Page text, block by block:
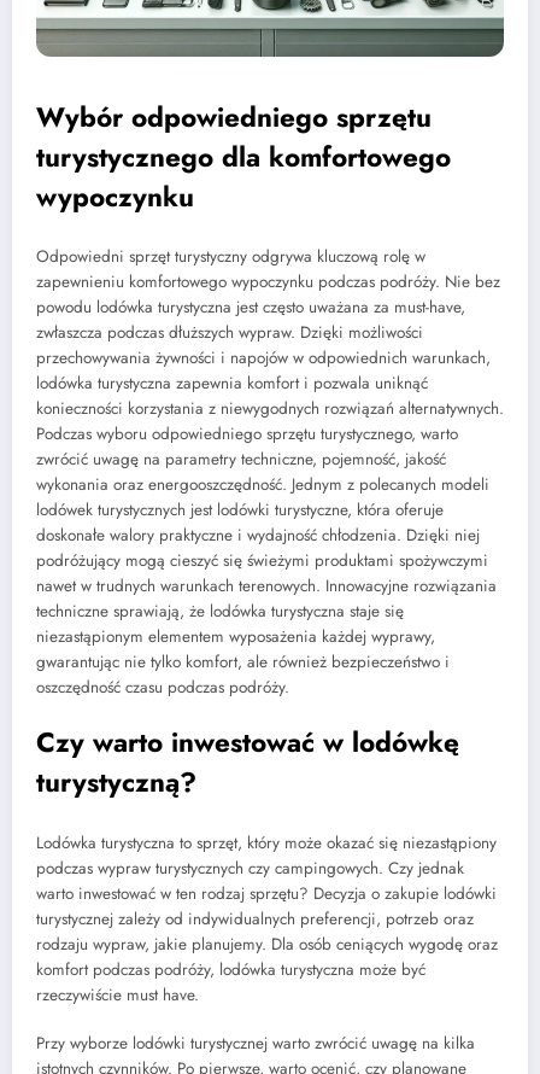
Wybór odpowiedniego sprzętu
turystycznego dla komfortowego
wypoczynku
Odpowiedni sprzęt turystyczny odgrywa kluczową rolę w
zapewnieniu komfortowego wypoczynku podczas podróży. Nie bez
powodu lodówka turystyczna jest często uważana za must-have,
zwłaszcza podczas dłuższych wypraw. Dzięki możliwości
przechowywania żywności i napojów w odpowiednich warunkach,
lodówka turystyczna zapewnia komfort i pozwala uniknąć
konieczności korzystania z niewygodnych rozwiązań alternatywnych.
Podczas wyboru odpowiedniego sprzętu turystycznego, warto
zwrócić uwagę na parametry techniczne, pojemność, jakość
wykonania oraz energooszczędność. Jednym z polecanych modeli
lodówek turystycznych jest lodówki turystyczne, która oferuje
doskonałe walory praktyczne i wydajność chłodzenia. Dzięki niej
podróżujący mogą cieszyć się świeżymi produktami spożywczymi
nawet w trudnych warunkach terenowych. Innowacyjne rozwiązania
techniczne sprawiają, że lodówka turystyczna staje się
niezastąpionym elementem wyposażenia każdej wyprawy,
gwarantując nie tylko komfort, ale również bezpieczeństwo i
oszczędność czasu podczas podróży.
Czy warto inwestować w lodówkę
turystyczną?
Lodówka turystyczna to sprzęt, który może okazać się niezastąpiony
podczas wypraw turystycznych czy campingowych. Czy jednak
warto inwestować w ten rodzaj sprzętu? Decyzja o zakupie lodówki
turystycznej zależy od indywidualnych preferencji, potrzeb oraz
rodzaju wypraw, jakie planujemy. Dla osób ceniących wygodę oraz
komfort podczas podróży, lodówka turystyczna może być
rzeczywiście must have.
Przy wyborze lodówki turystycznej warto zwrócić uwagę na kilka
istotnych czynników. Po pierwsze, warto ocenić, czy planowane